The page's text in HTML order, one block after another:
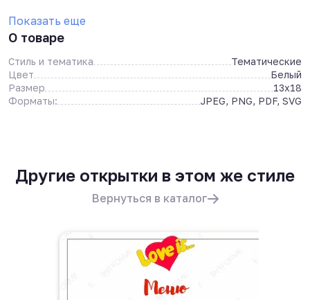
Показать еще
О товаре
Стиль и тематика
Тематические
Цвет
Белый
Размер
13x18
Форматы:
JPEG, PNG, PDF, SVG
Другие открытки в этом же стиле
Вернуться в каталог